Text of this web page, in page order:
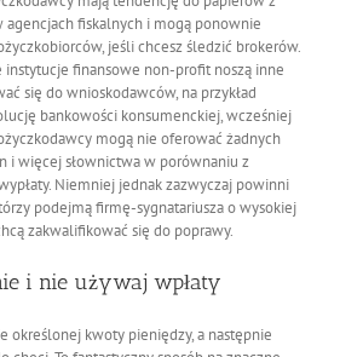
agencjach fiskalnych i mogą ponownie
jeśli chcesz śledzić brokerów.
instytucje finansowe non-profit noszą inne
się do wnioskodawców, na przykład
bankowości konsumenckiej, wcześniej
mogą nie oferować żadnych
i więcej słownictwa w porównaniu z
Niemniej jednak zazwyczaj powinni
podejmą firmę-sygnatariusza o wysokiej
zakwalifikować się do poprawy.
i nie używaj wpłaty
określonej kwoty pieniędzy, a następnie